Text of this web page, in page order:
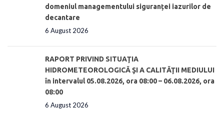
domeniul managementului siguranței iazurilor de
decantare
6 August 2026
RAPORT PRIVIND SITUAŢIA
HIDROMETEOROLOGICĂ ŞI A CALITĂŢII MEDIULUI
în intervalul 05.08.2026, ora 08:00 – 06.08.2026, ora
08:00
6 August 2026